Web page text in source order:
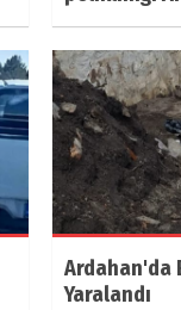
Ardahan'da
Yaralandı